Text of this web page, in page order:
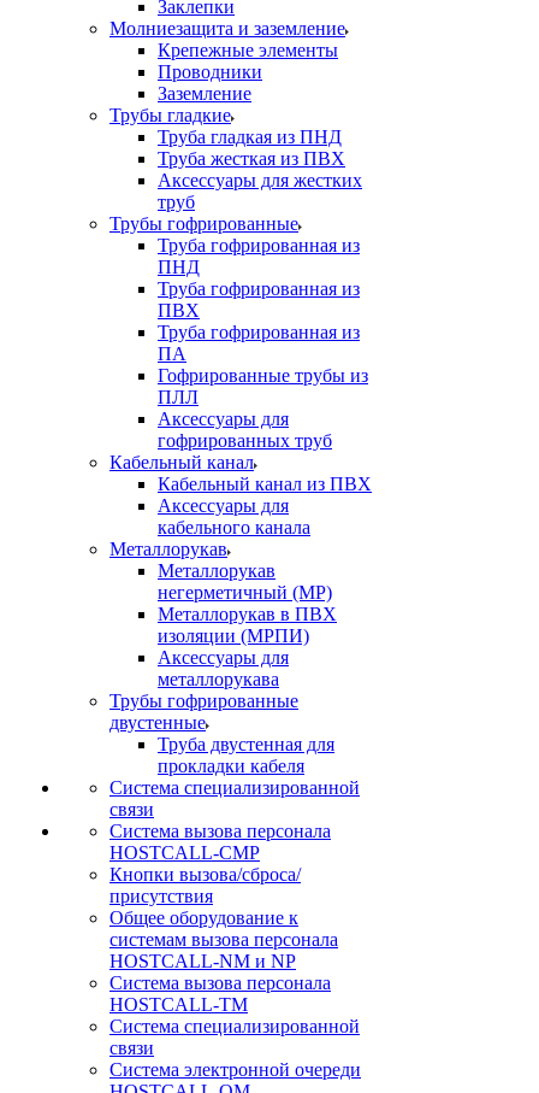
Заклепки
Молниезащита и заземление
Крепежные элементы
Проводники
Заземление
Трубы гладкие
Труба гладкая из ПНД
Труба жесткая из ПВХ
Аксессуары для жестких
труб
Трубы гофрированные
Труба гофрированная из
ПНД
Труба гофрированная из
ПВХ
Труба гофрированная из
ПА
Гофрированные трубы из
ПЛЛ
Аксессуары для
гофрированных труб
Кабельный канал
Кабельный канал из ПВХ
Аксессуары для
кабельного канала
Металлорукав
Металлорукав
негерметичный (МР)
Металлорукав в ПВХ
изоляции (МРПИ)
Аксессуары для
металлорукава
Трубы гофрированные
двустенные
Труба двустенная для
прокладки кабеля
Система специализированной
связи
Cистема вызова персонала
HOSTCALL-CMP
Кнопки вызова/сброса/
присутствия
Общее оборудование к
системам вызова персонала
HOSTCALL-NM и NP
Система вызова персонала
HOSTCALL-TM
Система специализированной
связи
Система электронной очереди